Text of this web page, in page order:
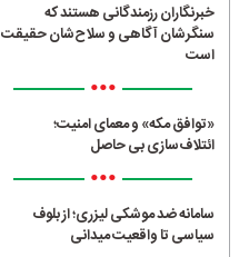
خبرنگاران رزمندگانی هستند که
سنگرشان آگاهی و سلاح‌شان حقیقت
است
•••
«توافق مکه» و معمای امنیت؛
ائتلاف‌سازی بی حاصل
•••
سامانه ضد موشکی لیزری؛ از بلوف
سیاسی تا واقعیت میدانی